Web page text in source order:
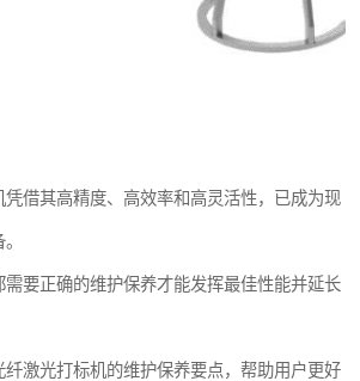
借其高精度、高效率和高灵活性，已成为现
要正确的维护保养才能发挥最佳性能并延长
激光打标机的维护保养要点，帮助用户更好